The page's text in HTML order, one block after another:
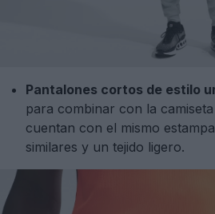
Pantalones cortos de estilo
para combinar con la
cuentan con el mismo
similares y un tejido ligero.